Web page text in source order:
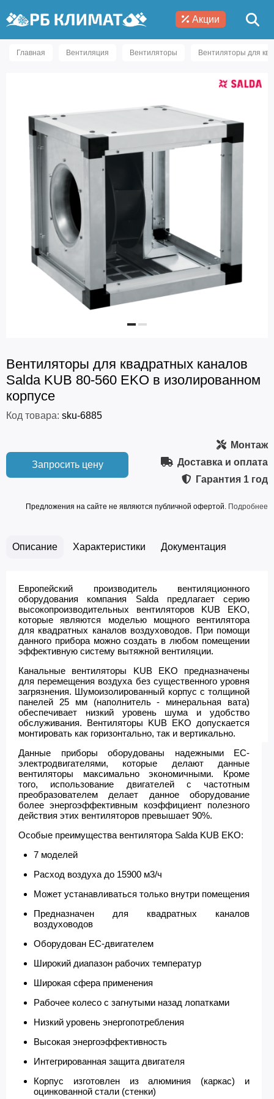
Акции
Главная Вентиляция Вентиляторы Вентиляторы для
Вентиляторы для квадратных каналов
Salda KUB 80-560 EKO в изолированном
корпусе
Код товара: sku-6885
Запросить цену
Монтаж
Доставка и оплата
Гарантия 1 год
Предложения на сайте не являются публичной офертой. Подробнее
Описание Характеристики Документация
Европейский производитель вентиляционного
оборудования компания Salda предлагает серию
высокопроизводительных вентиляторов KUB EKO,
которые являются моделью мощного вентилятора
для квадратных каналов воздуховодов. При помощи
данного прибора можно создать в любом помещении
эффективную систему вытяжной вентиляции.
Канальные вентиляторы KUB EKO предназначены
для перемещения воздуха без существенного уровня
загрязнения. Шумоизолированный корпус с толщиной
панелей 25 мм (наполнитель - минеральная вата)
обеспечивает низкий уровень шума и удобство
обслуживания. Вентиляторы KUB EKO допускается
монтировать как горизонтально, так и вертикально.
Данные приборы оборудованы надежными ЕС-
электродвигателями, которые делают данные
вентиляторы максимально экономичными. Кроме
того, использование двигателей с частотным
преобразователем делает данное оборудование
более энергоэффективным коэффициент полезного
действия этих вентиляторов превышает 90%.
Особые преимущества вентилятора Salda KUB EKO:
7 моделей
Расход воздуха до 15900 м3/ч
Может устанавливаться только внутри помещения
Предназначен для квадратных каналов
воздуховодов
Оборудован ЕС-двигателем
Широкий диапазон рабочих температур
Широкая сфера применения
Рабочее колесо с загнутыми назад лопатками
Низкий уровень энергопотребления
Высокая энергоэффективность
Интегрированная защита двигателя
Корпус изготовлен из алюминия (каркас) и
оцинкованной стали (стенки)